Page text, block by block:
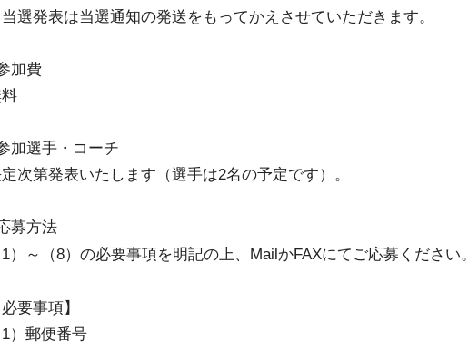
選発表は当選通知の発送をもってかえさせていただきます。
加費
加選手・コーチ
次第発表いたします（選手は2名の予定です）。
募方法
1）～（8）の必要事項を明記の上、MailかFAXにてご応募ください。
必要事項】
1）郵便番号